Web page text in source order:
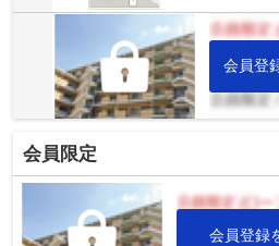
会員登
会員限定
会員登録